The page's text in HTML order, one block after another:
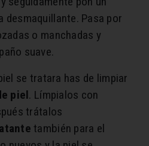
desmaquillante. Pasa por
o manchadas y
suave.
se tratara has de limpiar
piel. Límpialos con
trátalos
también para el